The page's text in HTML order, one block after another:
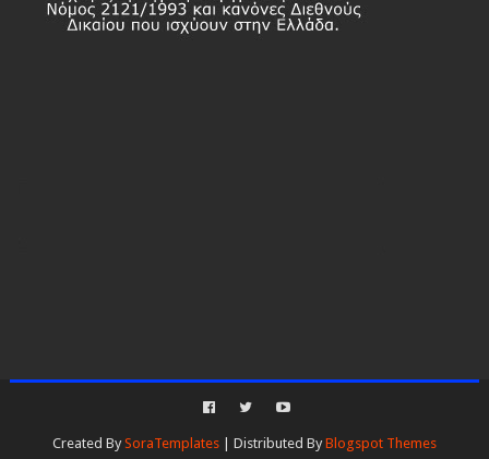
Created By SoraTemplates| Distributed By Blogspot Themes